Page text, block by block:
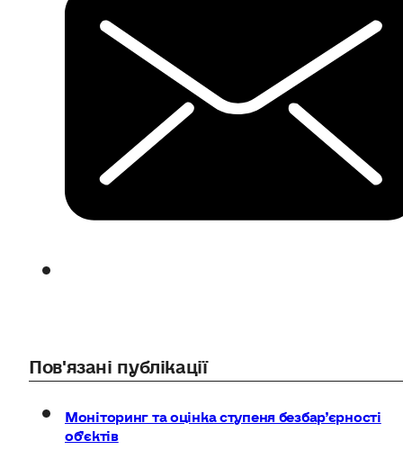
Пов'язані публікації
Моніторинг та оцінка ступеня безбар’єрності
об’єктів